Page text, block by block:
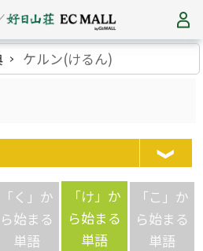
ケルン(けるん)
「く」か
ら始まる
単語
「け」か
ら始まる
単語
「こ」か
ら始まる
単語